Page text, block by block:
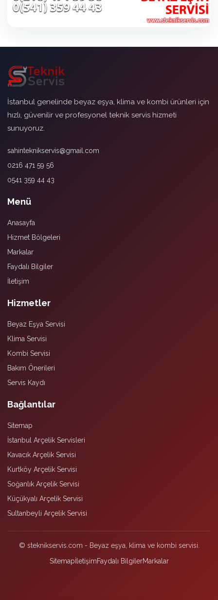
İstanbul genelinde beyaz eşya, klima ve kombi ürünleri için
hızlı, güvenilir ve profesyonel teknik servis hizmeti
sunuyoruz.
sahinteknikservis@gmail.com
0216 471 59 56
0541 359 44 43
Menü
Anasayfa
Hizmet Bölgeleri
Markalar
Faydalı Bilgiler
İletişim
Hizmetler
Beyaz Eşya Servisi
Klima Servisi
Kombi Servisi
Bakım Önerileri
Servis Kaydı
Bağlantılar
Sitemap
İstanbul Arçelik Servisleri
Kavacık Arçelik Servisi
Kurtköy Arçelik Servisi
Soğanlık Arçelik Servisi
Küçükyalı Arçelik Servisi
Sultanbeyli Arçelik Servisi
© steknikservis.com - Beyaz eşya, klima ve kombi servisi.
SitemapİletişimFaydalı BilgilerMarkalar